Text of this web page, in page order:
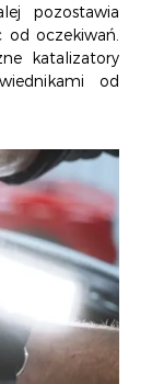
pozostawia
od oczekiwań.
katalizatory
od